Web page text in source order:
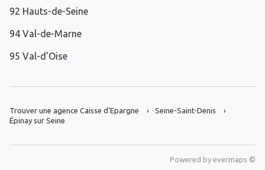
92 Hauts-de-Seine
94 Val-de-Marne
95 Val-d'Oise
Trouver une agence Caisse d’Epargne
Seine-Saint-Denis
Épinay sur Seine
Powered by evermaps ©